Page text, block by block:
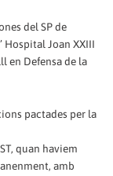
del SP de
Hospital Joan XXIII
en Defensa de la
pactades per la
quan haviem
amb